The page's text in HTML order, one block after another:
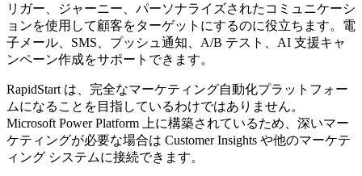
リガー、ジャーニー、パーソナライズされたコミュニケーシ
ョンを使用して顧客をターゲットにするのに役立ちます。電
子メール、SMS、プッシュ通知、A/B テスト、AI 支援キャ
ンペーン作成をサポートできます。
RapidStart は、完全なマーケティング自動化プラットフォー
ムになることを目指しているわけではありません。
Microsoft Power Platform 上に構築されているため、深いマー
ケティングが必要な場合は Customer Insights や他のマーケテ
ィング システムに接続できます。